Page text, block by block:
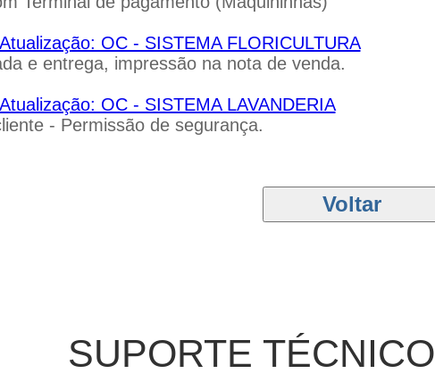
OC - SISTEMA FLORICULTURA
e entrega, impressão na nota de venda.
OC - SISTEMA LAVANDERIA
- Permissão de segurança.
retirar na loja ou entregar + Outras correções e
AVISO IMPORTANTE!!! Nossas atividades serão
OC - SISTEMA LAVANDERIA
SUPORTE